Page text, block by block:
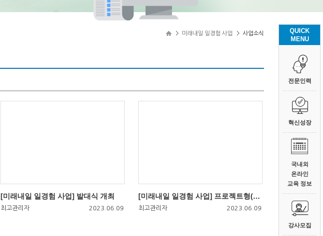
QUICK
MENU
전문인력
혁신성장
국내외
온라인
교육 정보
강사모집
미래내일 일경험 사업 사업소식
[미래내일 일경험 사업] 발대식 개최
최고관리자 2023.06.09
[미래내일 일경험 사업] 프로젝트형(청년주도) 참여자 모집
최고관리자 2023.06.09